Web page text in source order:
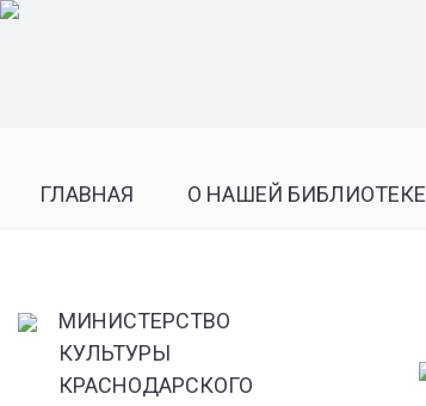
ГЛАВНАЯ О НАШЕЙ БИБЛИОТЕКЕ
МИНИСТЕРСТВО
КУЛЬТУРЫ
КРАСНОДАРСКОГО